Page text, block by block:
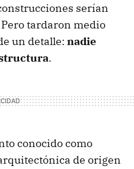
serían
tardaron medio
un detalle: nadie
.
conocido como
de origen